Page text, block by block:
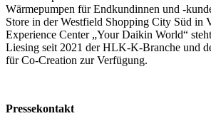
Wärmepumpen für Endkundinnen und -
Store in der Westfield Shopping City Süd in
Experience Center „Your Daikin World“
Liesing seit 2021 der HLK-K-Branche und
für Co-Creation zur Verfügung.
Pressekontakt